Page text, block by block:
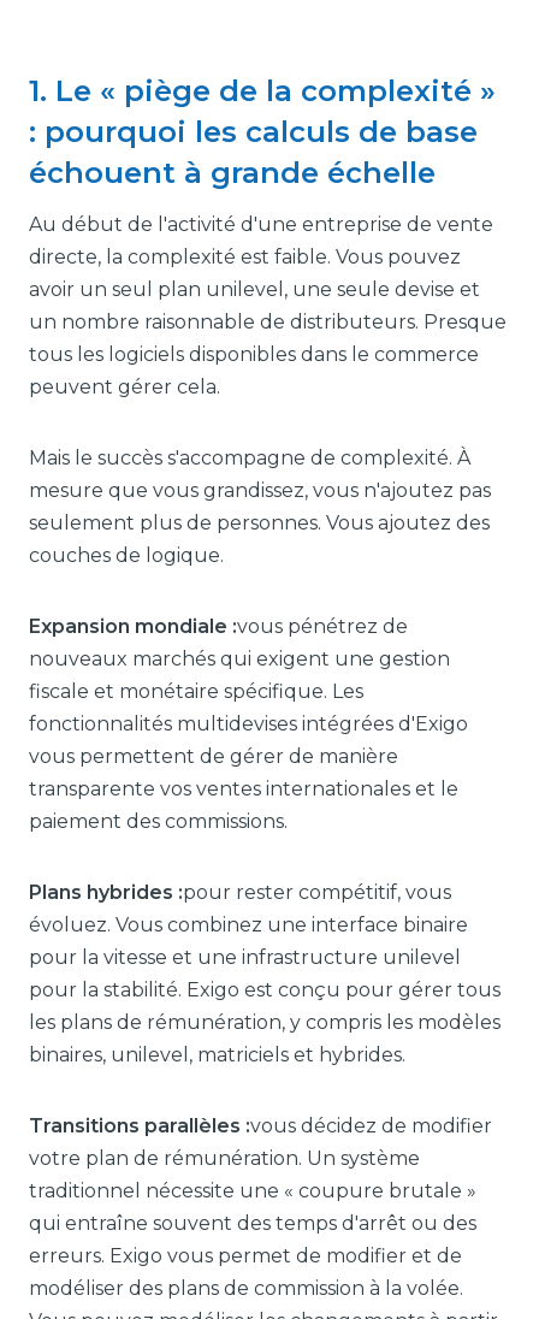
1. Le « piège de la complexité »
: pourquoi les calculs de base
échouent à grande échelle
Au début de l'activité d'une entreprise de vente
directe, la complexité est faible. Vous pouvez
avoir un seul plan unilevel, une seule devise et
un nombre raisonnable de distributeurs. Presque
tous les logiciels disponibles dans le commerce
peuvent gérer cela.
Mais le succès s'accompagne de complexité. À
mesure que vous grandissez, vous n'ajoutez pas
seulement plus de personnes. Vous ajoutez des
couches de logique.
Expansion mondiale :vous pénétrez de
nouveaux marchés qui exigent une gestion
fiscale et monétaire spécifique. Les
fonctionnalités multidevises intégrées d'Exigo
vous permettent de gérer de manière
transparente vos ventes internationales et le
paiement des commissions.
Plans hybrides :pour rester compétitif, vous
évoluez. Vous combinez une interface binaire
pour la vitesse et une infrastructure unilevel
pour la stabilité. Exigo est conçu pour gérer tous
les plans de rémunération, y compris les modèles
binaires, unilevel, matriciels et hybrides.
Transitions parallèles :vous décidez de modifier
votre plan de rémunération. Un système
traditionnel nécessite une « coupure brutale »
qui entraîne souvent des temps d'arrêt ou des
erreurs. Exigo vous permet de modifier et de
modéliser des plans de commission à la volée.